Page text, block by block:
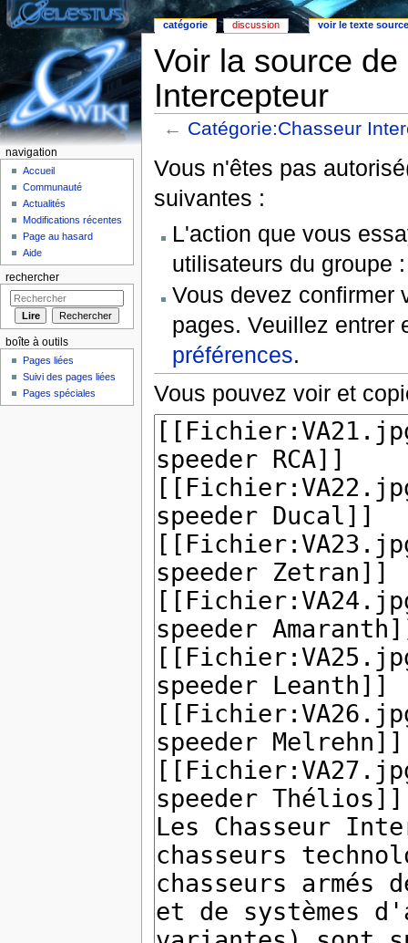
Voir la source
Intercepteur
← Catégorie:Chasseur
Vous n'êtes pas
suivantes :
L'action que vous
utilisateurs du groupe
Vous devez confirmer
pages. Veuillez entrer
préférences.
Vous pouvez voir et
catégorie discussion voir le texte source
navigation
Accueil
Communauté
Actualités
Modifications récentes
Page au hasard
Aide
rechercher
boîte à outils
Pages liées
Suivi des pages liées
Pages spéciales